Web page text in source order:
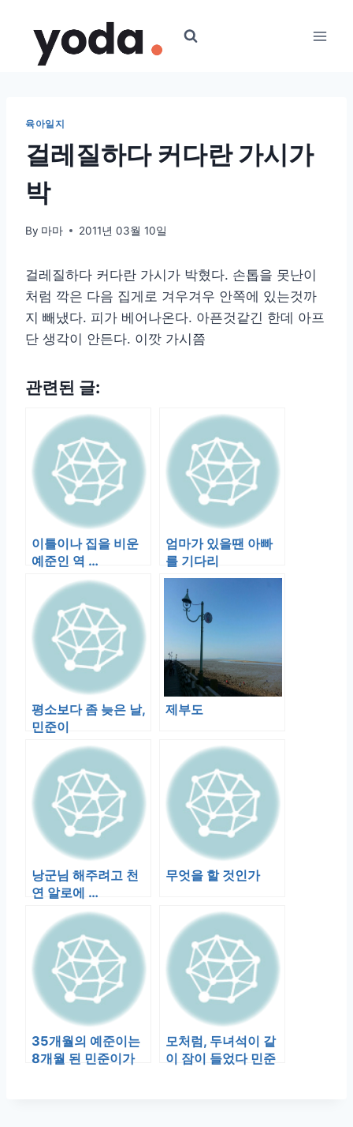
content
육아일지
걸레질하다 커다란 가시가
박
By 마마 2011년 03월 10일
걸레질하다 커다란 가시가 박혔다. 손톱을 못난이
처럼 깍은 다음 집게로 겨우겨우 안쪽에 있는것까
지 빼냈다. 피가 베어나온다. 아픈것같긴 한데 아프
단 생각이 안든다. 이깟 가시쯤
관련된 글:
이틀이나 집을 비운
예준인 역 …
엄마가 있을땐 아빠
를 기다리
평소보다 좀 늦은 날,
민준이
제부도
낭군님 해주려고 천
연 알로에 …
무엇을 할 것인가
35개월의 예준이는
8개월 된 민준이가
모처럼, 두녀석이 같
이 잠이 들었다 민준